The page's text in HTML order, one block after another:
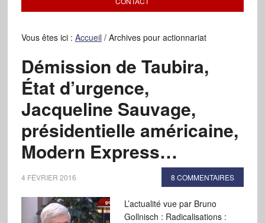
Vous êtes ici : Accueil /Archives pour actionnariat
Démission de Taubira,
État d’urgence,
Jacqueline Sauvage,
présidentielle américaine,
Modern Express…
4 FÉVRIER 2016 8 COMMENTAIRES
L’actualité vue par Bruno
Gollnisch : Radicalisations :